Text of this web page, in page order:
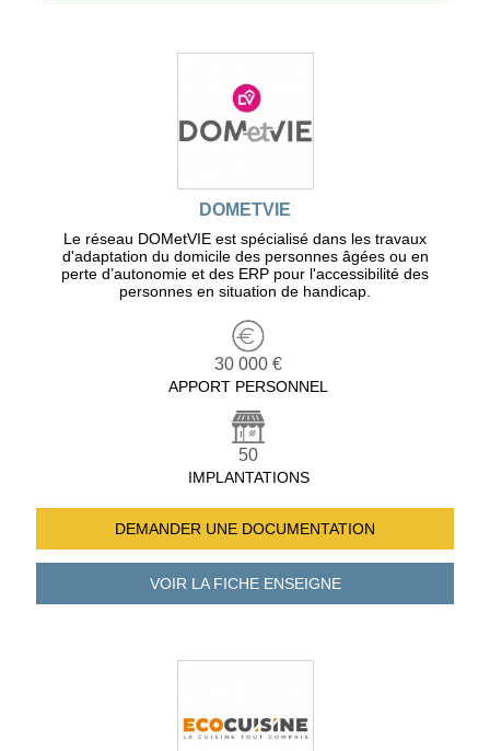
DOMETVIE
Le réseau DOMetVIE est spécialisé dans les travaux
d'adaptation du domicile des personnes âgées ou en
perte d’autonomie et des ERP pour l'accessibilité des
personnes en situation de handicap.
30 000 €
APPORT PERSONNEL
50
IMPLANTATIONS
DEMANDER UNE DOCUMENTATION
VOIR LA FICHEENSEIGNE